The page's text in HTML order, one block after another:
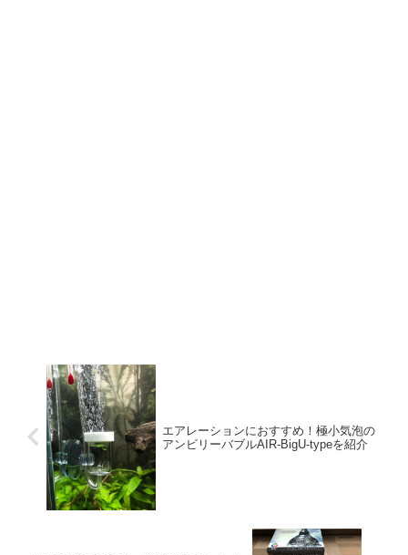
エアレーションにおすすめ！極小気泡の
アンビリーバブルAIR-BigU-typeを紹介